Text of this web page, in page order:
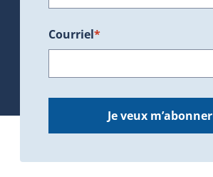
Courriel*
Je veux m’abonner